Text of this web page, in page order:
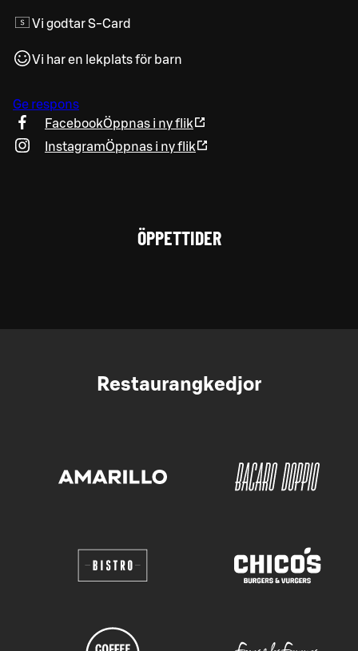
Vi godtar S-Card
Vi har en lekplats för barn
Ge respons
FacebookÖppnas i ny flik
InstagramÖppnas i ny flik
ÖPPETTIDER
Restaurangkedjor